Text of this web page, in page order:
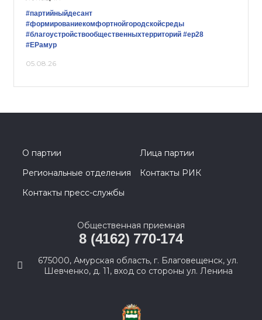
#партийныйдесант
#формированиекомфортнойгородскойсреды
#благоустройствообщественныхтерриторий #ер28
#ЕРамур
05.08.26
О партии
Лица партии
Региональные отделения
Контакты РИК
Контакты пресс-службы
Общественная приемная
8 (4162) 770-174
675000, Амурская область, г. Благовещенск, ул.
Шевченко, д. 11, вход со стороны ул. Ленина